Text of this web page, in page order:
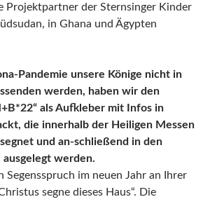
Projektpartner der Sternsinger Kinder
in Ghana und Ägypten
Pandemie unsere Könige nicht in
werden, haben wir den
als Aufkleber mit Infos in
die innerhalb der Heiligen Messen
und an-schließend in den
werden.
Segensspruch im neuen Jahr an Ihrer
segne dieses Haus“. Die